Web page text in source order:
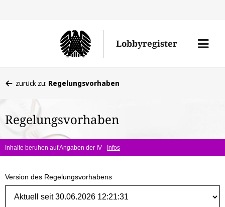
Lobbyregister
Menü
befinden
hier:
zurück zu: Regelungsvorhaben
Regelungsvorhaben
Inhalte beruhen auf Angaben der IV - Infos
Version des Regelungsvorhabens